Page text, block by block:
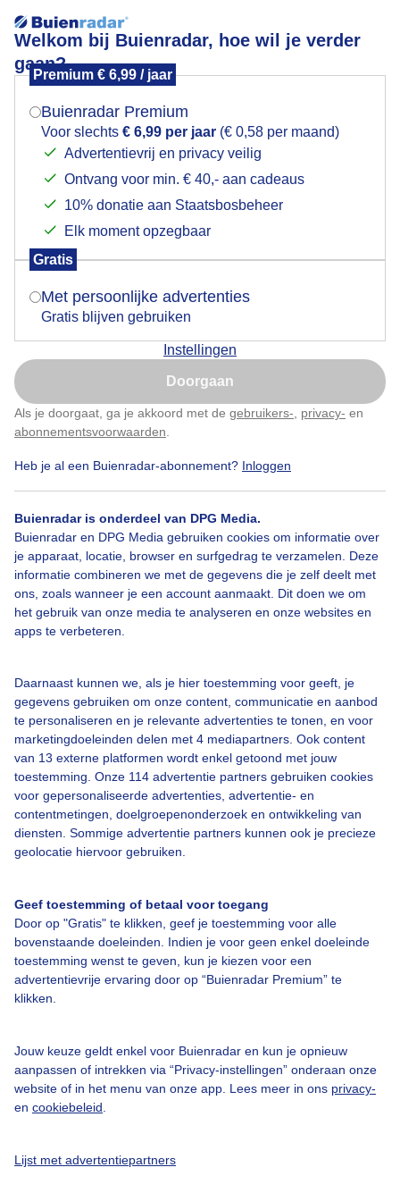
Welkom bij Buienradar, hoe wil je verder
gaan?
Premium € 6,99 / jaar
Buienradar Premium
Voor slechts € 6,99 per jaar (€ 0,58 per maand)
Advertentievrij en privacy veilig
Ontvang voor min. € 40,- aan cadeaus
10% donatie aan Staatsbosbeheer
Elk moment opzegbaar
Gratis
Met persoonlijke advertenties
Gratis blijven gebruiken
Instellingen
Doorgaan
Als je doorgaat, ga je akkoord met de gebruikers- privacy- en
abonnementsvoorwaarden
Heb je al een Buienradar-abonnement? Inloggen
Buienradar is onderdeel van DPG Media.
Buienradar en DPG Media gebruiken cookies om informatie over
je apparaat, locatie, browser en surfgedrag te verzamelen. Deze
informatie combineren we met de gegevens die je zelf deelt met
ons, zoals wanneer je een account aanmaakt. Dit doen we om
het gebruik van onze media te analyseren en onze websites en
apps te verbeteren.
Daarnaast kunnen we, als je hier toestemming voor geeft, je
gegevens gebruiken om onze content, communicatie en aanbod
te personaliseren en je relevante advertenties te tonen, en voor
marketingdoeleinden delen met 4 mediapartners. Ook content
van 13 externe platformen wordt enkel getoond met jouw
toestemming. Onze 114 advertentie partners gebruiken cookies
voor gepersonaliseerde advertenties, advertentie- en
contentmetingen, doelgroepenonderzoek en ontwikkeling van
diensten. Sommige advertentie partners kunnen ook je precieze
geolocatie hiervoor gebruiken.
Geef toestemming of betaal voor toegang
Door op "Gratis" te klikken, geef je toestemming voor alle
bovenstaande doeleinden. Indien je voor geen enkel doeleinde
toestemming wenst te geven, kun je kiezen voor een
advertentievrije ervaring door op “Buienradar Premium” te
klikken.
Jouw keuze geldt enkel voor Buienradar en kun je opnieuw
aanpassen of intrekken via “Privacy-instellingen” onderaan onze
website of in het menu van onze app. Lees meer in ons privacy-
en cookiebeleid
Lijst met advertentiepartners
Ook geregeld opklaringen
Door: Jolanda Pelkmans Gemaakt: 04-06-2026, 19x bekeken
Bekijk slideshow
Over Buienradar
Bedrijfsgegevens
Veelgestelde vragen
Toegankelijkheid
Adverteren
Cookie beleid
Privacy instellingen
Mogen we je locatie gebruiken voor het
Indien je hier nog geen akkoord op hebt gegeven,
verschijnt er zo een pop-up uit je browser waarin
Is goed, toon de popup
Nu niet, misschien later
Klik hierom dit aan te passen